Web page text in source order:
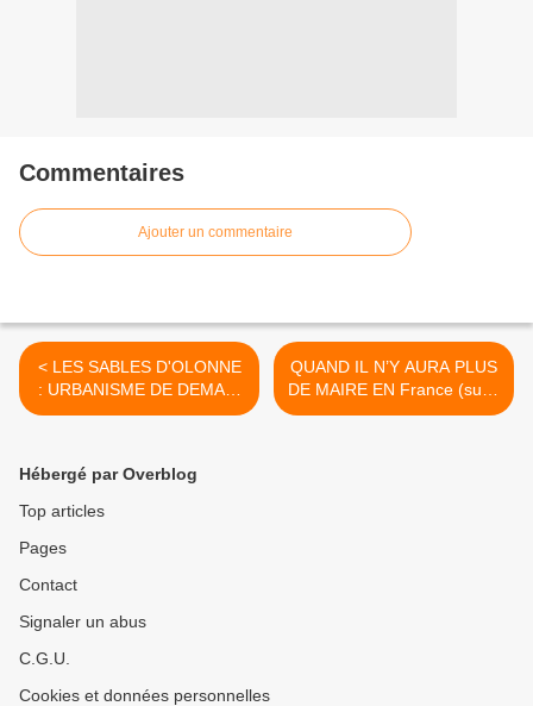
Commentaires
Ajouter un commentaire
< LES SABLES D'OLONNE
: URBANISME DE DEMAIN
RÉUNION IMPORTANTE
QUAND IL N’Y AURA PLUS
DE MAIRE EN France (suite
) >
Hébergé par Overblog
Top articles
Pages
Contact
Signaler un abus
C.G.U.
Cookies et données personnelles